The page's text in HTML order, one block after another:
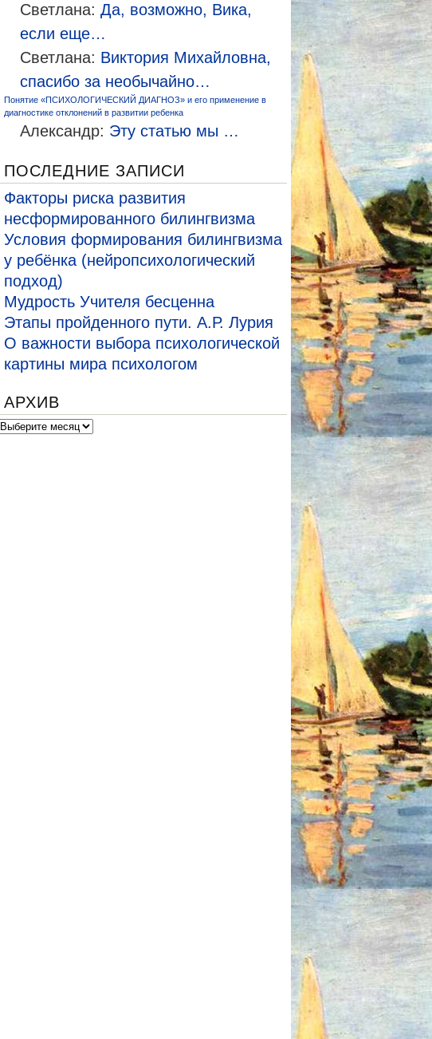
Светлана: Да, возможно, Вика,
если еще…
Светлана: Виктория Михайловна,
спасибо за необычайно…
Понятие «ПСИХОЛОГИЧЕСКИЙ ДИАГНОЗ» и его применение в
диагностике отклонений в развитии ребенка
Александр: Эту статью мы …
ПОСЛЕДНИЕ ЗАПИСИ
Факторы риска развития
несформированного билингвизма
Условия формирования билингвизма
у ребёнка (нейропсихологический
подход)
Мудрость Учителя бесценна
Этапы пройденного пути. А.Р. Лурия
О важности выбора психологической
картины мира психологом
АРХИВ
Архив